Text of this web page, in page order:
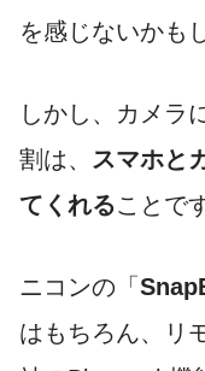
を感じないかも
しかし、カメラ
割は、 スマホと
てくれることで
ニコンの「
はもちろん、リ